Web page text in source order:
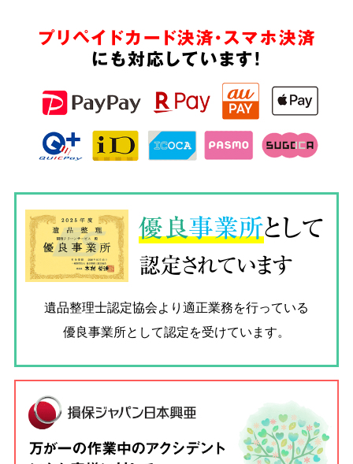
プリペイドカード決済・スマホ決済
にも対応しています!
優良事業所として
認定されています
遺品整理士認定協会より適正業務を行っている
優良事業所として認定を受けています。